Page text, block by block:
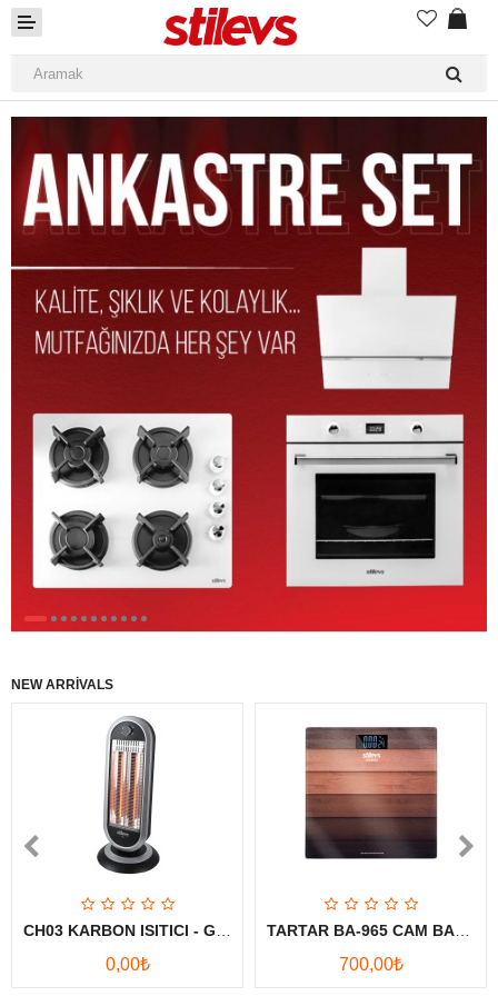
Ev Temizliği
Mutfak Aletleri
Elektrikli Ev Aletleri
Beyaz Eşya
KAMPANYALAR
Online İslemler
Karşılaştırmak
Favori
Ürünlerim (0)
NEW ARRIVALS
0,00₺ 700,00₺